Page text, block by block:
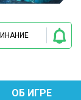
ОБ ИГРЕ